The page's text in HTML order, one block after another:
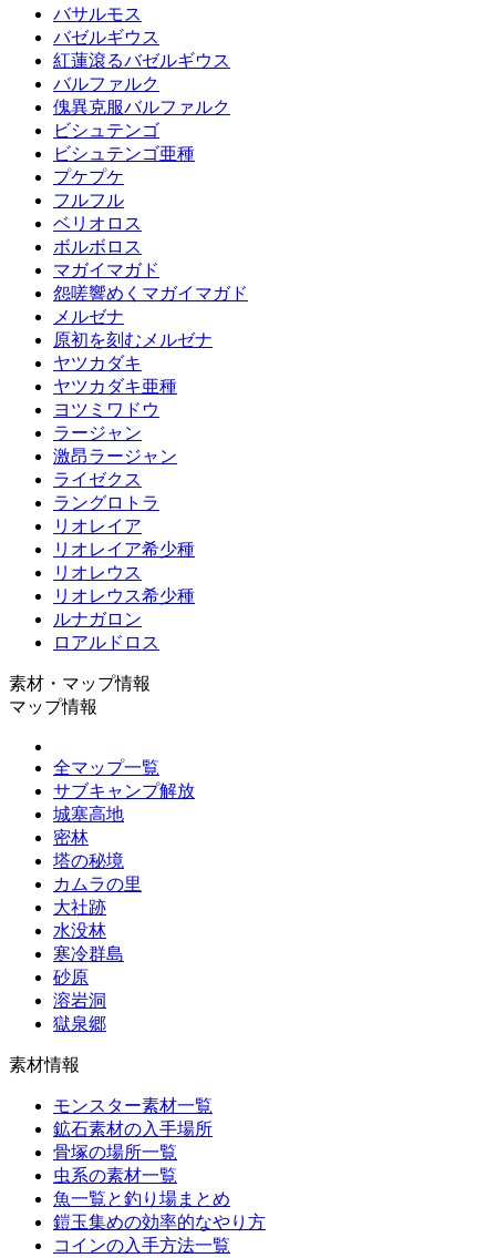
バサルモス
バゼルギウス
紅蓮滾るバゼルギウス
バルファルク
傀異克服バルファルク
ビシュテンゴ
ビシュテンゴ亜種
プケプケ
フルフル
ベリオロス
ボルボロス
マガイマガド
怨嗟響めくマガイマガド
メルゼナ
原初を刻むメルゼナ
ヤツカダキ
ヤツカダキ亜種
ヨツミワドウ
ラージャン
激昂ラージャン
ライゼクス
ラングロトラ
リオレイア
リオレイア希少種
リオレウス
リオレウス希少種
ルナガロン
ロアルドロス
素材・マップ情報
マップ情報
全マップ一覧
サブキャンプ解放
城塞高地
密林
塔の秘境
カムラの里
大社跡
水没林
寒冷群島
砂原
溶岩洞
獄泉郷
素材情報
モンスター素材一覧
鉱石素材の入手場所
骨塚の場所一覧
虫系の素材一覧
魚一覧と釣り場まとめ
鎧玉集めの効率的なやり方
コインの入手方法一覧